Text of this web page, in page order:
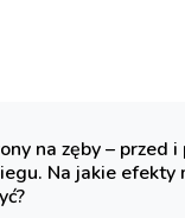
na zęby – przed i
Na jakie efekty